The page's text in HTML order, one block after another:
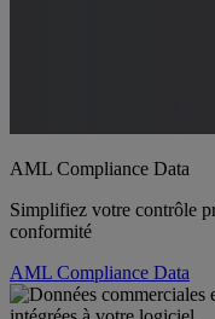
AML Compliance Data
Simplifiez votre contrôle
conformité
AML Compliance Data